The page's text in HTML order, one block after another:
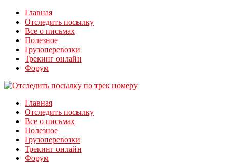
Главная
Отследить посылку
Все о письмах
Полезное
Грузоперевозки
Трекинг онлайн
Форум
Главная
Отследить посылку
Все о письмах
Полезное
Грузоперевозки
Трекинг онлайн
Форум